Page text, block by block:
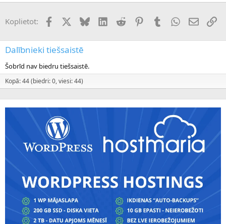
Koplietot: FacebookX (Twitter)
BlueskyLinkedInReddit PinterestTumblrWhatsApp
E-pasts
Dalībnieki tiešsaistē
Šobrīd nav biedru tiešsaistē.
Kopā: 44 (biedri: 0, viesi: 44)